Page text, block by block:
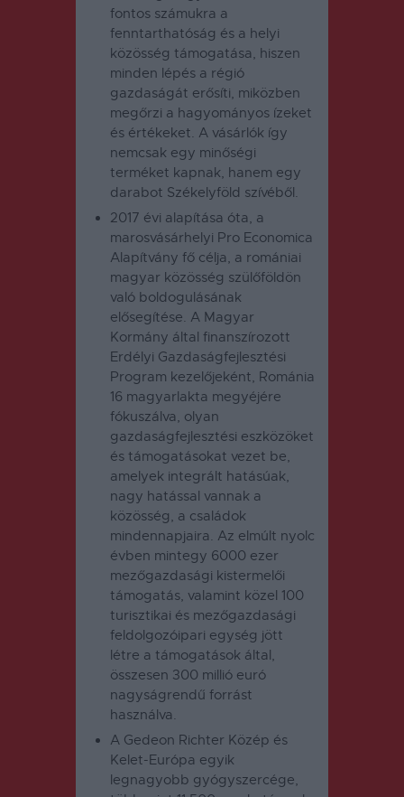
fontos számukra a
fenntarthatóság és a helyi
közösség támogatása, hiszen
minden lépés a régió
gazdaságát erősíti, miközben
megőrzi a hagyományos ízeket
és értékeket. A vásárlók így
nemcsak egy minőségi
terméket kapnak, hanem egy
darabot Székelyföld szívéből.
2017 évi alapítása óta, a
marosvásárhelyi Pro Economica
Alapítvány fő célja, a romániai
magyar közösség szülőföldön
való boldogulásának
elősegítése. A Magyar
Kormány által finanszírozott
Erdélyi Gazdaságfejlesztési
Program kezelőjeként, Románia
16 magyarlakta megyéjére
fókuszálva, olyan
gazdaságfejlesztési eszközöket
és támogatásokat vezet be,
amelyek integrált hatásúak,
nagy hatással vannak a
közösség, a családok
mindennapjaira. Az elmúlt nyolc
évben mintegy 6000 ezer
mezőgazdasági kistermelői
támogatás, valamint közel 100
turisztikai és mezőgazdasági
feldolgozóipari egység jött
létre a támogatások által,
összesen 300 millió euró
nagyságrendű forrást
használva.
A Gedeon Richter Közép és
Kelet-Európa egyik
legnagyobb gyógyszercége,